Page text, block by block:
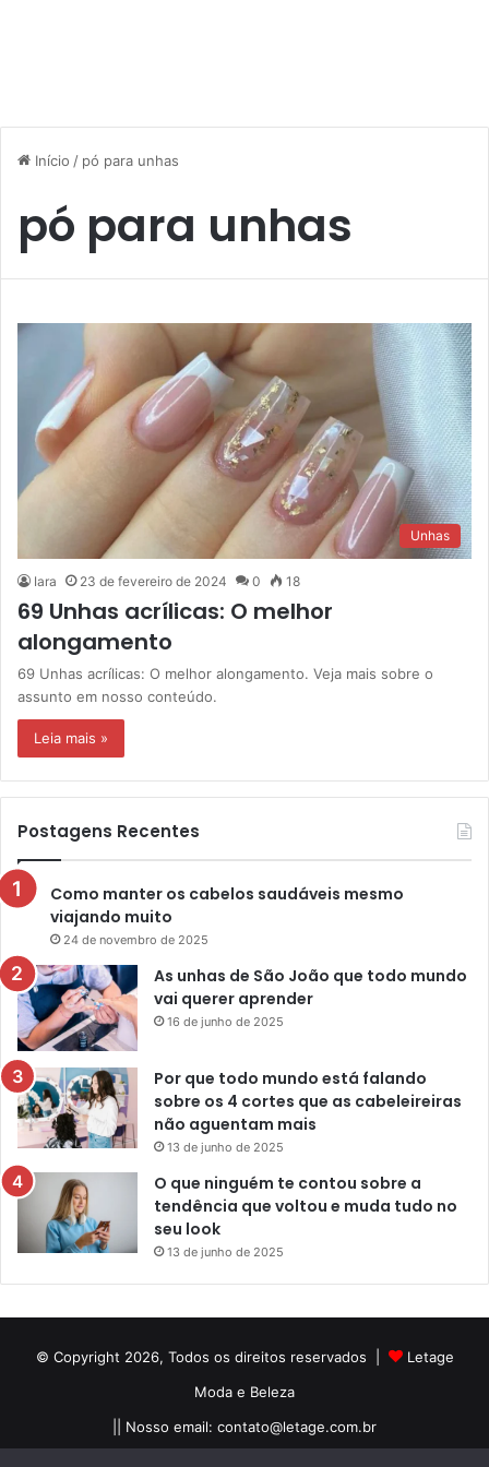
Início / pó para unhas
pó para unhas
Unhas
Iara 23 de fevereiro de 2024 0 18
69 Unhas acrílicas: O melhor
alongamento
69 Unhas acrílicas: O melhor alongamento. Veja mais sobre o
assunto em nosso conteúdo.
Leia mais »
Postagens Recentes
Como manter os cabelos saudáveis mesmo
viajando muito
24 de novembro de 2025
As unhas de São João que todo mundo
vai querer aprender
16 de junho de 2025
Por que todo mundo está falando
sobre os 4 cortes que as cabeleireiras
não aguentam mais
13 de junho de 2025
O que ninguém te contou sobre a
tendência que voltou e muda tudo no
seu look
13 de junho de 2025
© Copyright 2026, Todos os direitos reservados |
Letage
Moda e Beleza
|| Nosso email: contato@letage.com.br